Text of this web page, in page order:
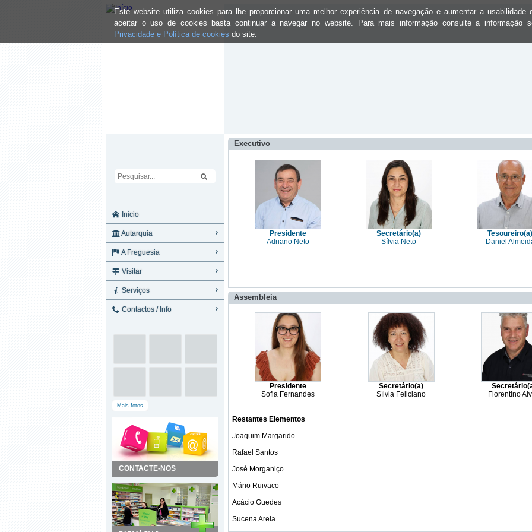
Este website utiliza cookies para lhe proporcionar uma melhor experiência de navegação e aumentar a usabilidade
aceitar o uso de cookies basta continuar a navegar no website. Para mais informação consulte a informação
Privacidade e Política de cookies do site.
Início
Autarquia
A Freguesia
Visitar
Serviços
Contactos / Info
Mais fotos
CONTACTE-NOS
Executivo
Presidente
Adriano Neto
Secretário(a)
Sílvia Neto
Tesoureiro(a)
Daniel
Assembleia
Presidente
Sofia Fernandes
Secretário(a)
Sílvia Feliciano
Florentino
Restantes Elementos
Joaquim Margarido
Rafael Santos
José Morganiço
Mário Ruivaco
Acácio Guedes
Sucena Areia